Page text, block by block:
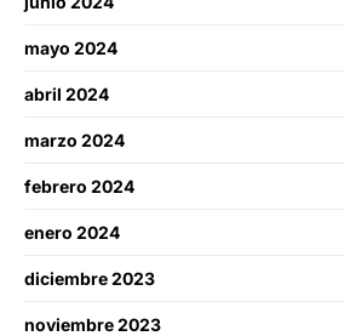
mayo 2024
abril 2024
marzo 2024
febrero 2024
enero 2024
diciembre 2023
noviembre 2023